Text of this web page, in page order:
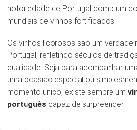
notoriedade de Portugal como um
mundiais de vinhos fortificados.
Os vinhos licorosos são um
Portugal, refletindo séculos de
qualidade. Seja para acompanhar
uma ocasião especial ou
momento único, existe sempre um
português capaz de surpreender.